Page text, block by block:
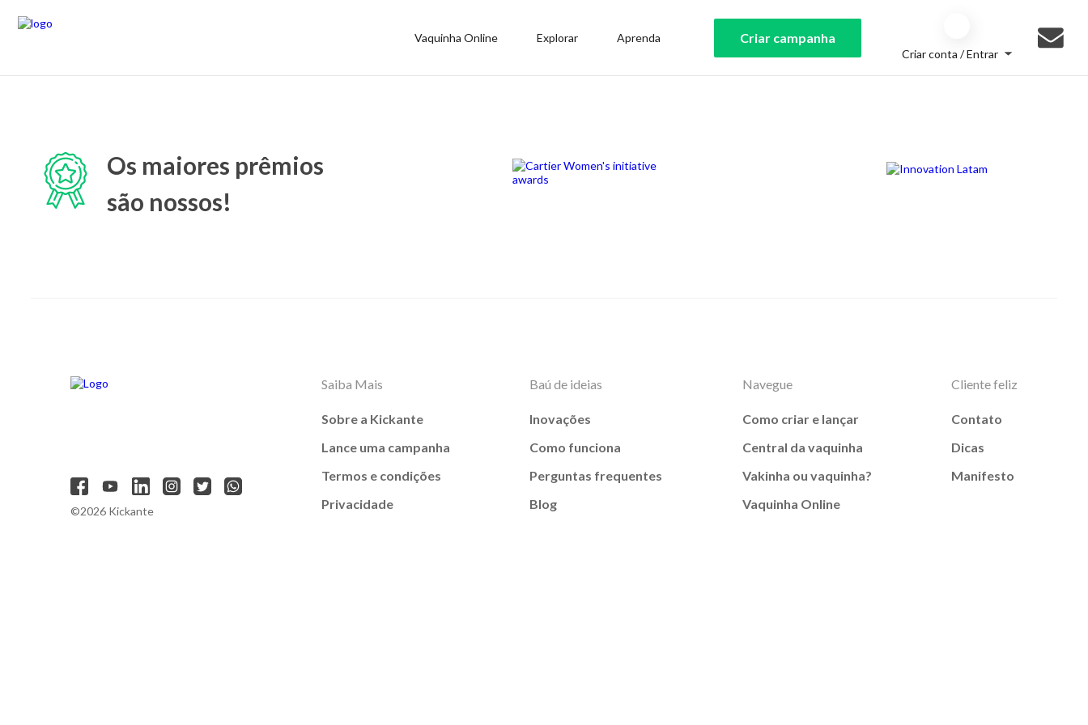
Vaquinha Online Explorar Aprenda Criar campanha
Criar conta / Entrar
Os maiores prêmios
são nossos!
©2026 Kickante
Saiba Mais
Sobre a Kickante
Lance uma campanha
Termos e condições
Privacidade
Baú de ideias
Inovações
Como funciona
Perguntas frequentes
Blog
Navegue
Como criar e lançar
Central da vaquinha
Vakinha ou vaquinha?
Vaquinha Online
Cliente feliz
Contato
Dicas
Manifesto